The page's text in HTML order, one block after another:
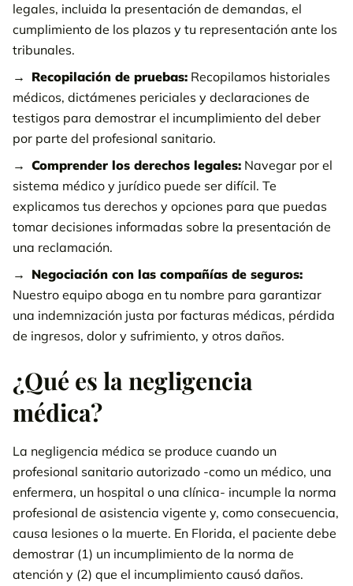
legales, incluida la presentación de demandas, el
cumplimiento de los plazos y tu representación ante los
tribunales.
Recopilación de pruebas: Recopilamos historiales
médicos, dictámenes periciales y declaraciones de
testigos para demostrar el incumplimiento del deber
por parte del profesional sanitario.
Comprender los derechos legales: Navegar por el
sistema médico y jurídico puede ser difícil. Te
explicamos tus derechos y opciones para que puedas
tomar decisiones informadas sobre la presentación de
una reclamación.
Negociación con las compañías de seguros:
Nuestro equipo aboga en tu nombre para garantizar
una indemnización justa por facturas médicas, pérdida
de ingresos, dolor y sufrimiento, y otros daños.
¿Qué es la negligencia
médica?
La negligencia médica se produce cuando un
profesional sanitario autorizado -como un médico, una
enfermera, un hospital o una clínica- incumple la norma
profesional de asistencia vigente y, como consecuencia,
causa lesiones o la muerte. En Florida, el paciente debe
demostrar (1) un incumplimiento de la norma de
atención y (2) que el incumplimiento causó daños.